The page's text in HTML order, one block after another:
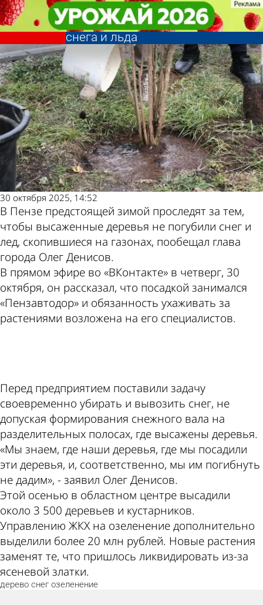
В Пензе пообещали не дать
погибнуть саженцам от навалов
снега и льда
Общество
30 октября 2025, 14:52
В Пензе предстоящей зимой проследят за тем,
чтобы высаженные деревья не погубили снег и
лед, скопившиеся на газонах, пообещал глава
города Олег Денисов.
В прямом эфире во «ВКонтакте» в четверг, 30
октября, он рассказал, что посадкой занимался
«Пензавтодор» и обязанность ухаживать за
растениями возложена на его специалистов.
Перед предприятием поставили задачу
своевременно убирать и вывозить снег, не
допуская формирования снежного вала на
разделительных полосах, где высажены деревья.
«Мы знаем, где наши деревья, где мы посадили
эти деревья, и, соответственно, мы им погибнуть
не дадим», - заявил Олег Денисов.
Этой осенью в областном центре высадили
около 3 500 деревьев и кустарников.
Управлению ЖКХ на озеленение дополнительно
выделили более 20 млн рублей. Новые растения
заменят те, что пришлось ликвидировать из-за
ясеневой златки.
дерево снег озеленение
В Пензе пообещали не дать
погибнуть саженцам от навалов
снега и льда
Общество
Другие новости по
теме
Погода и курсы
валют в Пензе